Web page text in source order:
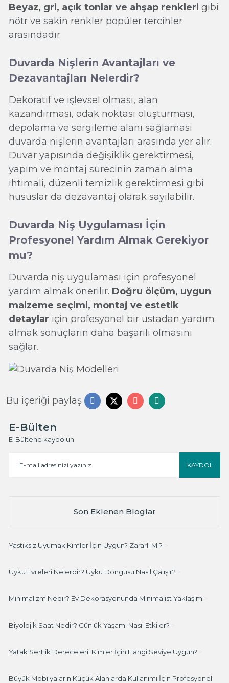
Beyaz, gri, açık tonlar ve ahşap renkleri gibi
nötr ve sakin renkler popüler tercihler
arasındadır.
Duvarda Nişlerin Avantajları ve
Dezavantajları Nelerdir?
Dekoratif ve işlevsel olması, alan
kazandırması, odak noktası oluşturması,
depolama ve sergileme alanı sağlaması
duvarda nişlerin avantajları arasında yer alır.
Duvar yapısında değişiklik gerektirmesi,
yapım ve montaj sürecinin zaman alma
ihtimali, düzenli temizlik gerektirmesi gibi
hususlar da dezavantaj olarak sayılabilir.
Duvarda Niş Uygulaması İçin
Profesyonel Yardım Almak Gerekiyor
mu?
Duvarda niş uygulaması için profesyonel
yardım almak önerilir. Doğru ölçüm, uygun
malzeme seçimi, montaj ve estetik
detaylar için profesyonel bir ustadan yardım
almak sonuçların daha başarılı olmasını
sağlar.
Bu içeriği paylaş
E-Bülten
E-Bültene kaydolun
KAYDOL
Son Eklenen Bloglar
Yastıksız Uyumak Kimler İçin Uygun? Zararlı Mı?
Uyku Evreleri Nelerdir? Uyku Döngüsü Nasıl Çalışır?
Minimalizm Nedir? Ev Dekorasyonunda Minimalist Yaklaşım
Biyolojik Saat Nedir? Günlük Yaşamı Nasıl Etkiler?
Yatak Sertlik Dereceleri: Kimler İçin Hangi Seviye Uygun?
Büyük Mobilyaların Küçük Alanlarda Kullanımı İçin Profesyonel